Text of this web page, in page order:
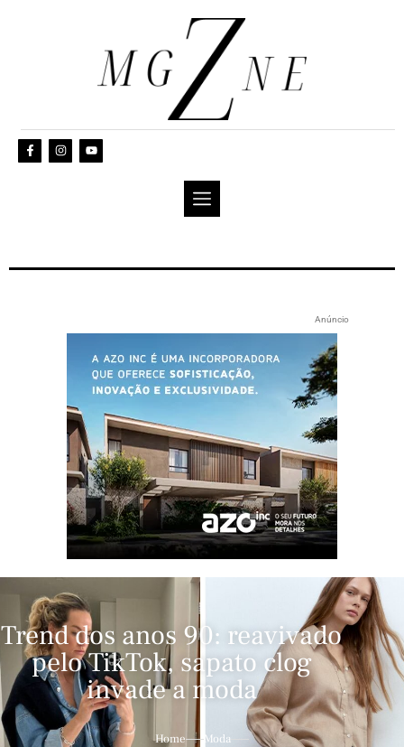
Anúncio
Trend dos anos 90: reavivado
pelo TikTok, sapato clog
invade a moda
Home
Moda